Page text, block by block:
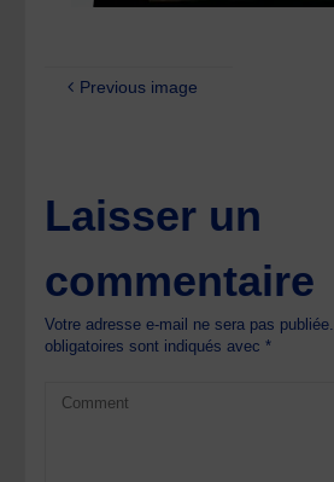
Previous image
Laisser un
commentaire
Votre adresse e-mail ne sera pas publiée.
obligatoires sont indiqués avec*